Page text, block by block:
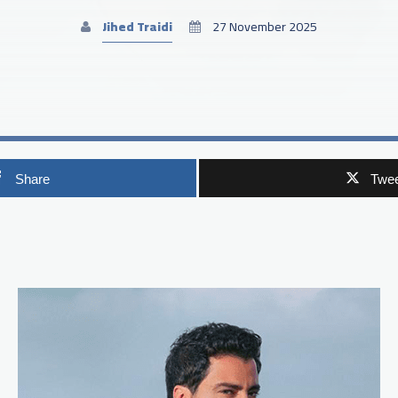
Jihed Traidi 27 November 2025
Share